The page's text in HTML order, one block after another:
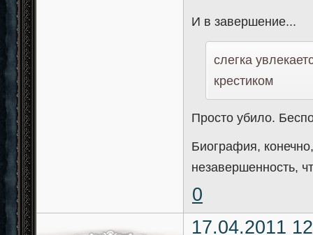
И в завершение...
слегка
крестиком
Просто убило.
Биография,
незавершенность,
0
17.04.2011